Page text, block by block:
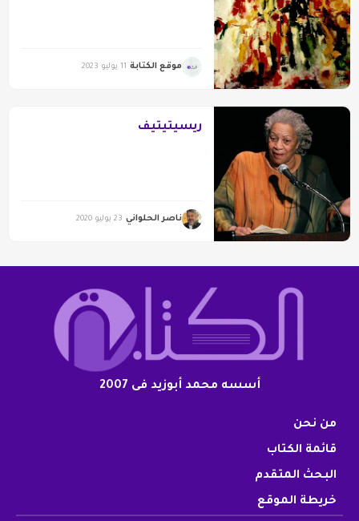
موقع الكتابة 11 يوليو 2023
ريسيتيتيف
ناصر الحلواني 23 يوليو 2020
أسسه محمد أبوزيد فى 2007
من نحن
قائمة الكتاب
البحث المتقدم
خريطة الموقع